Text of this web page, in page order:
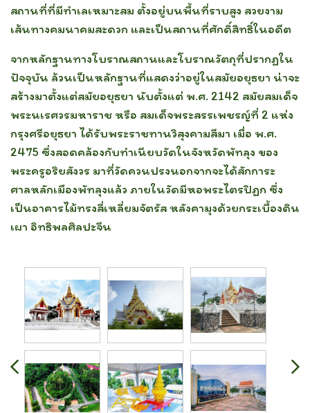
สถานที่ที่มีทำเลเหมาะสม ตั้งอยู่บนพื้นที่ราบสูง สวยงาม
เส้นทางคมนาคมสะดวก และเป็นสถานที่ศักดิ์สิทธิ์ในอดีต
จากหลักฐานทางโบราณสถานและโบราณวัตถุที่ปรากฏใน
ปัจจุบัน ล้วนเป็นหลักฐานที่แสดงว่าอยู่ในสมัยอยุธยา น่าจะ
สร้างมาตั้งแต่สมัยอยุธยา นับตั้งแต่ พ.ศ. 2142 สมัยสมเด็จ
พระนเรศวรมหาราช หรือ สมเด็จพระสรรเพชรญ์ที่ 2 แห่ง
กรุงศรีอยุธยา ได้รับพระราชทานวิสุงคามสีมา เมื่อ พ.ศ.
2475 ซึ่งสอดคล้องกับทำเนียบวัดในจังหวัดพัทลุง ของ
พระครูอริยสังวร มาที่วัดควนปรงนอกจากจะได้สักการะ
ศาลหลักเมืองพัทลุงแล้ว ภายในวัดมีหอพระไตรปิฏก ซึ่ง
เป็นอาคารไม้ทรงสี่เหลี่ยมจัตรัส หลังคามุงด้วยกระเบื้องดิน
เผา อิทธิพลศิลปะจีน